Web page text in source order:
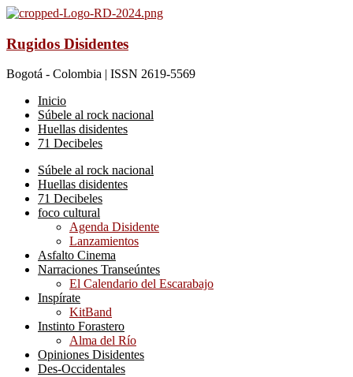
Rugidos Disidentes
Bogotá - Colombia | ISSN 2619-5569
Inicio
Súbele al rock nacional
Huellas disidentes
71 Decibeles
Súbele al rock nacional
Huellas disidentes
71 Decibeles
foco cultural
Agenda Disidente
Lanzamientos
Asfalto Cinema
Narraciones Transeúntes
El Calendario del Escarabajo
Inspírate
KitBand
Instinto Forastero
Alma del Río
Opiniones Disidentes
Des-Occidentales